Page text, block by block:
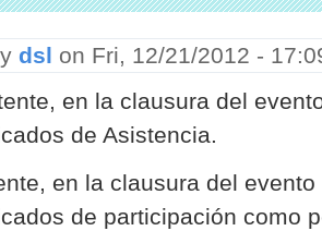
dsl on Fri, 12/21/2012 -
en la clausura del
de Asistencia.
en la clausura del
de participación como